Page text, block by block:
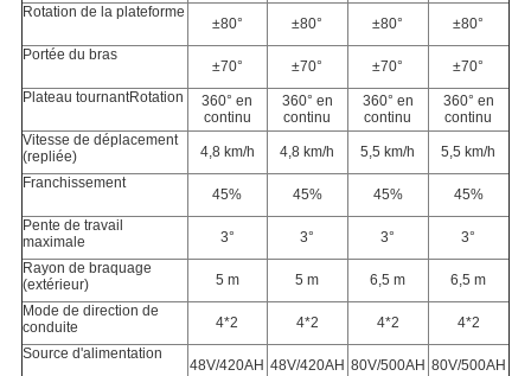
Rotation de la plateforme
±80° ±80° ±80°
±80°
Portée du bras
±70° ±70° ±70°
±70°
Plateau tournantRotation
360° en
continu
360° en
continu
360° en
continu
360° en
continu
Vitesse de déplacement
(repliée)
4,8 km/h 4,8 km/h 5,5 km/h
5,5 km/h
Franchissement
45% 45% 45%
45%
Pente de travail
maximale
3° 3° 3°
3°
Rayon de braquage
(extérieur)
5 m 5 m 6,5 m
6,5 m
Mode de direction de
conduite
4*2 4*2 4*2
4*2
Source d'alimentation
48V/420AH 48V/420AH 80V/500AH 80V/500AH